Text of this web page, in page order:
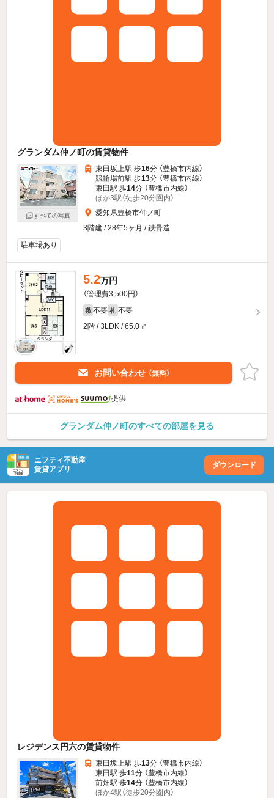
グランダム仲ノ町の賃貸物件
すべての写真
東田坂上駅 歩16分 （豊橋市内線）
競輪場前駅 歩13分 （豊橋市内線）
東田駅 歩14分 （豊橋市内線）
ほか3駅（徒歩20分圏内）
愛知県豊橋市仲ノ町
3階建 / 28年5ヶ月 / 鉄骨造
駐車場あり
5.2万円
（管理費3,500円）
敷 不要 礼 不要
2階 / 3LDK / 65.0㎡
お問い合わせ （無料）
提供
グランダム仲ノ町のすべての部屋を見る
ニフティ不動産
賃貸アプリ
ダウンロード
レジデンス円六の賃貸物件
東田坂上駅 歩13分 （豊橋市内線）
東田駅 歩11分 （豊橋市内線）
前畑駅 歩14分 （豊橋市内線）
ほか4駅（徒歩20分圏内）